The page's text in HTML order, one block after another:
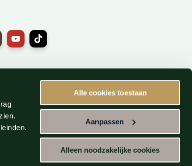
Alle cookies toestaan
Aanpassen
Alleen noodzakelijke cookies